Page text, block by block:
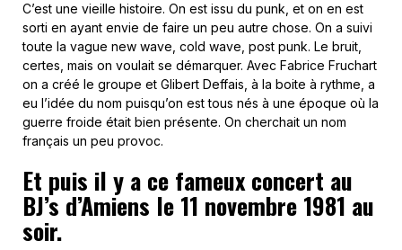
C’est une vieille histoire. On est issu du punk, et on en est
sorti en ayant envie de faire un peu autre chose. On a suivi
toute la vague new wave, cold wave, post punk. Le bruit,
certes, mais on voulait se démarquer. Avec Fabrice Fruchart
on a créé le groupe et Glibert Deffais, à la boite à rythme, a
eu l’idée du nom puisqu’on est tous nés à une époque où la
guerre froide était bien présente. On cherchait un nom
français un peu provoc.
Et puis il y a ce fameux concert au
BJ’s d’Amiens le 11 novembre 1981 au
soir.